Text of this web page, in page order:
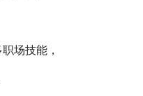
场技能，